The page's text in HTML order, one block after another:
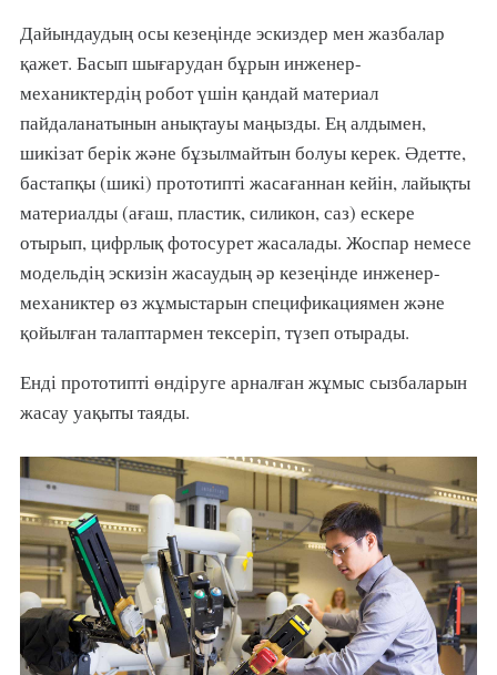
Дайындаудың осы кезеңінде эскиздер мен жазбалар
қажет. Басып шығарудан бұрын инженер-
механиктердің робот үшін қандай материал
пайдаланатынын анықтауы маңызды. Ең алдымен,
шикізат берік және бұзылмайтын болуы керек. Әдетте,
бастапқы (шикі) прототипті жасағаннан кейін, лайықты
материалды (ағаш, пластик, силикон, саз) ескере
отырып, цифрлық фотосурет жасалады. Жоспар немесе
модельдің эскизін жасаудың әр кезеңінде инженер-
механиктер өз жұмыстарын спецификациямен және
қойылған талаптармен тексеріп, түзеп отырады.
Енді прототипті өндіруге арналған жұмыс сызбаларын
жасау уақыты таяды.